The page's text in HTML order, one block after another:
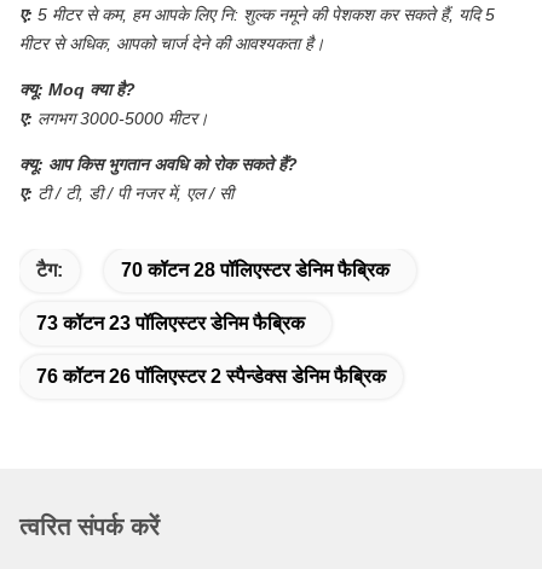
ए: 5 मीटर से कम, हम आपके लिए नि: शुल्क नमूने की पेशकश कर सकते हैं, यदि 5
मीटर से अधिक, आपको चार्ज देने की आवश्यकता है।
क्यू: Moq क्या है?
ए: लगभग 3000-5000 मीटर।
क्यू: आप किस भुगतान अवधि को रोक सकते हैं?
ए: टी / टी, डी / पी नजर में, एल / सी
टैग: 70 कॉटन 28 पॉलिएस्टर डेनिम फैब्रिक
73 कॉटन 23 पॉलिएस्टर डेनिम फैब्रिक
76 कॉटन 26 पॉलिएस्टर 2 स्पैन्डेक्स डेनिम फैब्रिक
त्वरित संपर्क करें